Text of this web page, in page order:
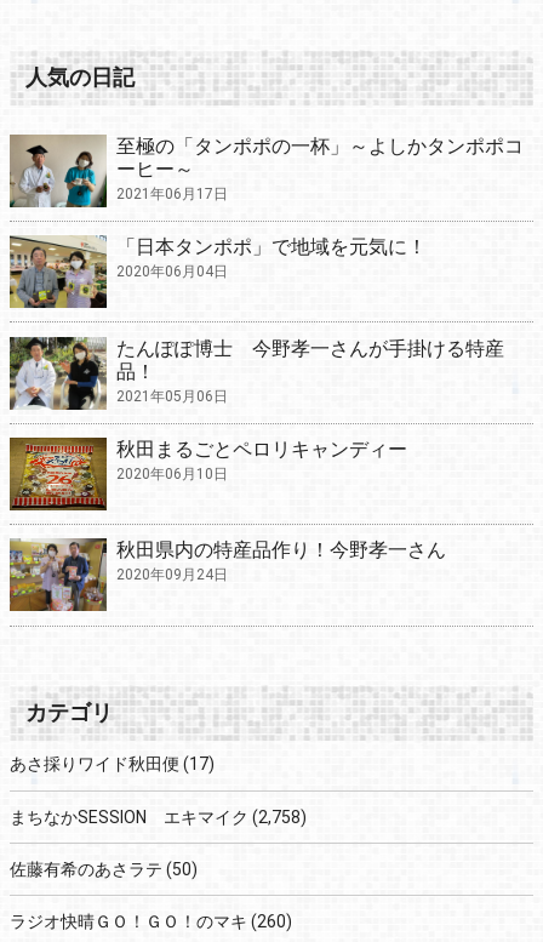
人気の日記
至極の「タンポポの一杯」～よしかタンポポコ
ーヒー～
2021年06月17日
「日本タンポポ」で地域を元気に！
2020年06月04日
たんぽぽ博士 今野孝一さんが手掛ける特産
品！
2021年05月06日
秋田まるごとペロリキャンディー
2020年06月10日
秋田県内の特産品作り！今野孝一さん
2020年09月24日
カテゴリ
あさ採りワイド秋田便 (17)
まちなかSESSION エキマイク (2,758)
佐藤有希のあさラテ (50)
ラジオ快晴ＧＯ！ＧＯ！のマキ (260)